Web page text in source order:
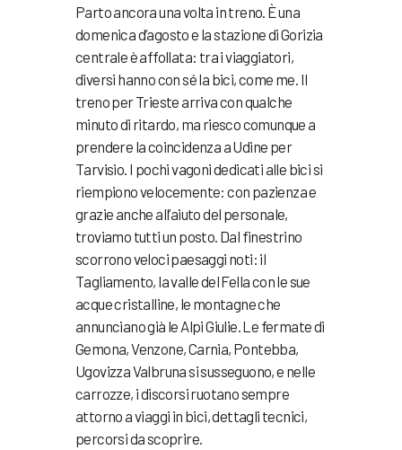
Parto ancora una volta in treno. È una
domenica d’agosto e la stazione di Gorizia
centrale è affollata: tra i viaggiatori,
diversi hanno con sé la bici, come me. Il
treno per Trieste arriva con qualche
minuto di ritardo, ma riesco comunque a
prendere la coincidenza a Udine per
Tarvisio. I pochi vagoni dedicati alle bici si
riempiono velocemente: con pazienza e
grazie anche all’aiuto del personale,
troviamo tutti un posto. Dal finestrino
scorrono veloci paesaggi noti: il
Tagliamento, la valle del Fella con le sue
acque cristalline, le montagne che
annunciano già le Alpi Giulie. Le fermate di
Gemona, Venzone, Carnia, Pontebba,
Ugovizza Valbruna si susseguono, e nelle
carrozze, i discorsi ruotano sempre
attorno a viaggi in bici, dettagli tecnici,
percorsi da scoprire.